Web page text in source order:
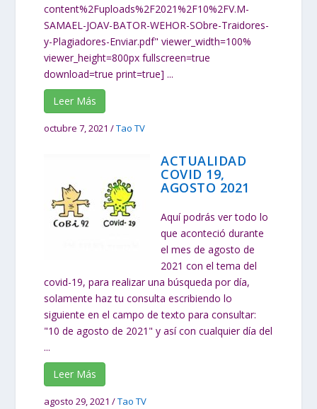
content%2Fuploads%2F2021%2F10%2FV.M-
SAMAEL-JOAV-BATOR-WEHOR-SObre-Traidores-
y-Plagiadores-Enviar.pdf" viewer_width=100%
viewer_height=800px fullscreen=true
download=true print=true] ...
Leer Más
octubre 7, 2021 /Tao TV
ACTUALIDAD
COVID 19,
AGOSTO 2021
Aquí podrás ver todo lo
que aconteció durante
el mes de agosto de
2021 con el tema del
covid-19, para realizar una búsqueda por día,
solamente haz tu consulta escribiendo lo
siguiente en el campo de texto para consultar:
"10 de agosto de 2021" y así con cualquier día del
...
Leer Más
agosto 29, 2021 /Tao TV